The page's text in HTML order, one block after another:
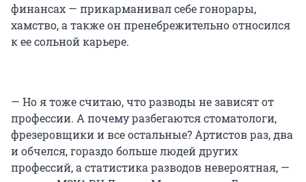
финансах — прикарманивал себе гонорары,
хамство, а также он пренебрежительно относился
к ее сольной карьере.
— Но я тоже считаю, что разводы не зависят от
профессии. А почему разбегаются стоматологи,
фрезеровщики и все остальные? Артистов раз, два
и обчелся, гораздо больше людей других
профессий, а статистика разводов невероятная, —